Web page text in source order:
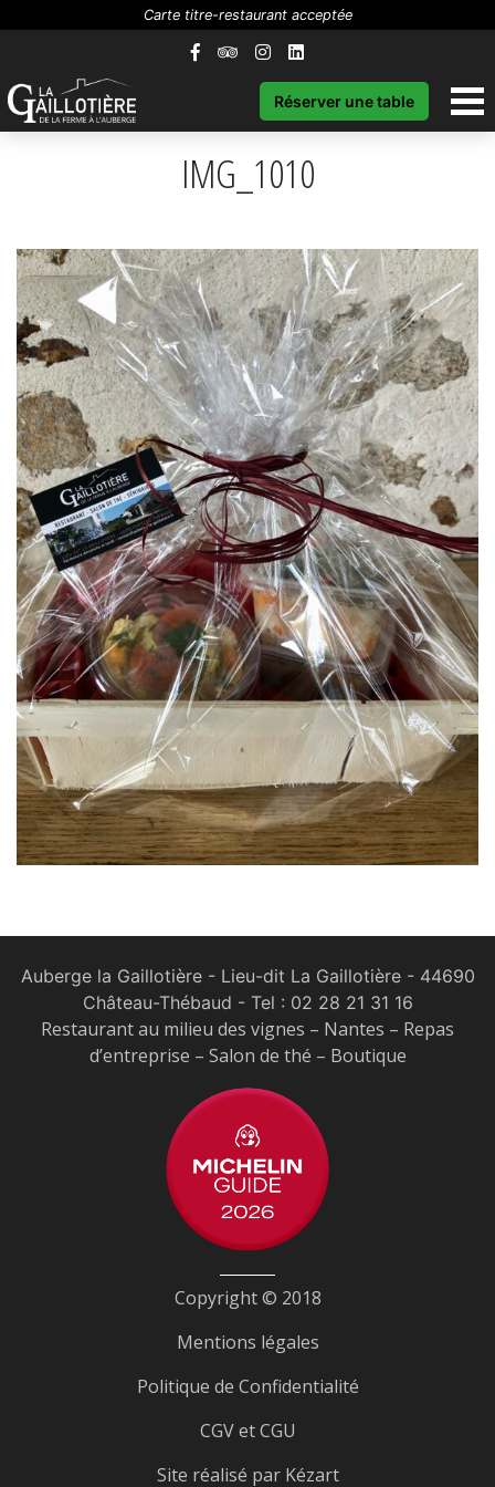
Carte titre-restaurant acceptée
Réserver une table
IMG_1010
Auberge la Gaillotière - Lieu-dit La Gaillotière - 44690
Château-Thébaud - Tel : 02 28 21 31 16
Restaurant au milieu des vignes – Nantes – Repas
d’entreprise – Salon de thé – Boutique
Copyright © 2018
Mentions légales
Politique de Confidentialité
CGV et CGU
Site réalisé par Kézart